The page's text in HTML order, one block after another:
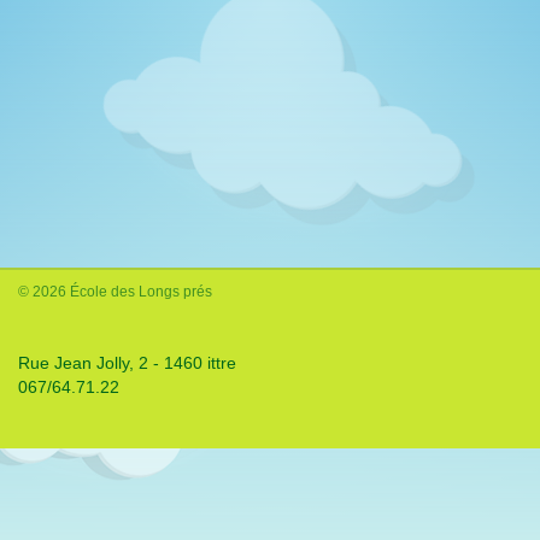
© 2026 École des Longs prés
Rue Jean Jolly, 2 - 1460 ittre
067/64.71.22